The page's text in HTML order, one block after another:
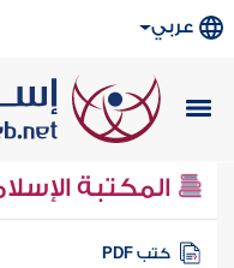
عربي
المكتبة